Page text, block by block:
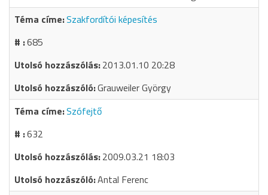
Szakfordítói képesítés
685
2013.01.10 20:28
Grauweiler György
Szófejtő
632
2009.03.21 18:03
Antal Ferenc